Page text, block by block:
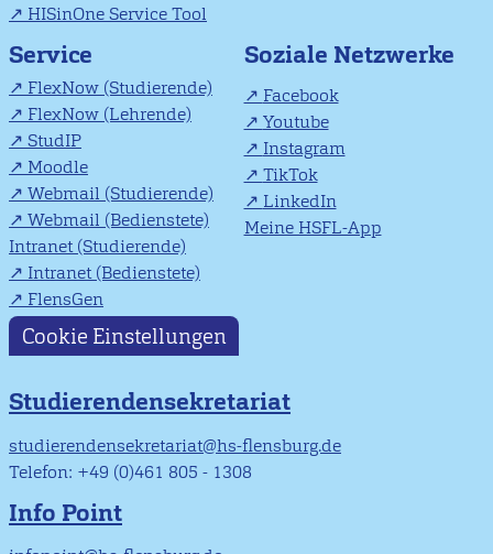
HISinOne Service Tool
Service
FlexNow (Studierende)
FlexNow (Lehrende)
StudIP
Moodle
Webmail (Studierende)
Webmail (Bedienstete)
Intranet (Studierende)
Intranet (Bedienstete)
FlensGen
Soziale Netzwerke
Facebook
Youtube
Instagram
TikTok
LinkedIn
Meine HSFL-App
Cookie Einstellungen
Studierendensekretariat
studierendensekretariat@hs-flensburg.de
Telefon: +49 (0)461 805 - 1308
Info Point